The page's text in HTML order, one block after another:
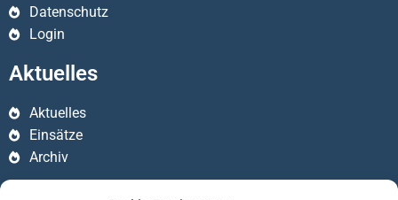
Datenschutz
Login
Aktuelles
Aktuelles
Einsätze
Archiv